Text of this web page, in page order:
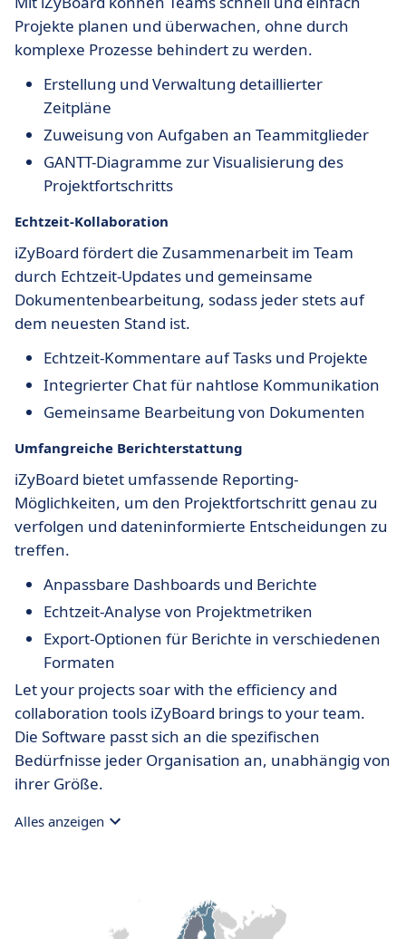
Projekte planen und überwachen, ohne durch
komplexe Prozesse behindert zu werden.
Erstellung und Verwaltung detaillierter
Zeitpläne
Zuweisung von Aufgaben an Teammitglieder
GANTT-Diagramme zur Visualisierung des
Projektfortschritts
Echtzeit-Kollaboration
iZyBoard fördert die Zusammenarbeit im Team
durch Echtzeit-Updates und gemeinsame
Dokumentenbearbeitung, sodass jeder stets auf
dem neuesten Stand ist.
Echtzeit-Kommentare auf Tasks und Projekte
Integrierter Chat für nahtlose Kommunikation
Gemeinsame Bearbeitung von Dokumenten
Umfangreiche Berichterstattung
iZyBoard bietet umfassende Reporting-
Möglichkeiten, um den Projektfortschritt genau zu
verfolgen und dateninformierte Entscheidungen zu
treffen.
Anpassbare Dashboards und Berichte
Echtzeit-Analyse von Projektmetriken
Export-Optionen für Berichte in verschiedenen
Formaten
Let your projects soar with the efficiency and
collaboration tools iZyBoard brings to your team.
Die Software passt sich an die spezifischen
Bedürfnisse jeder Organisation an, unabhängig von
ihrer Größe.
Alles anzeigen